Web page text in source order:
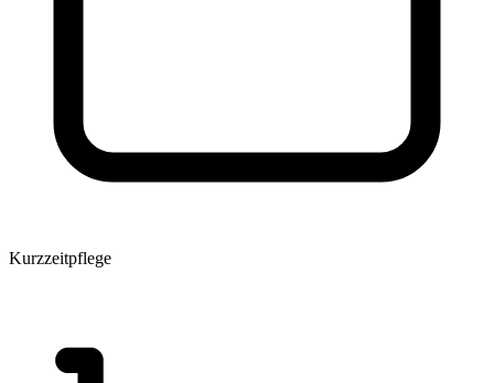
Kurzzeitpflege